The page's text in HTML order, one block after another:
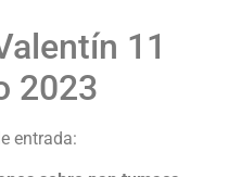
11
2023
entrada: